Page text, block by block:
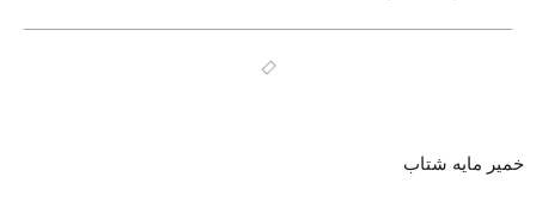
خمیر مایه شتاب